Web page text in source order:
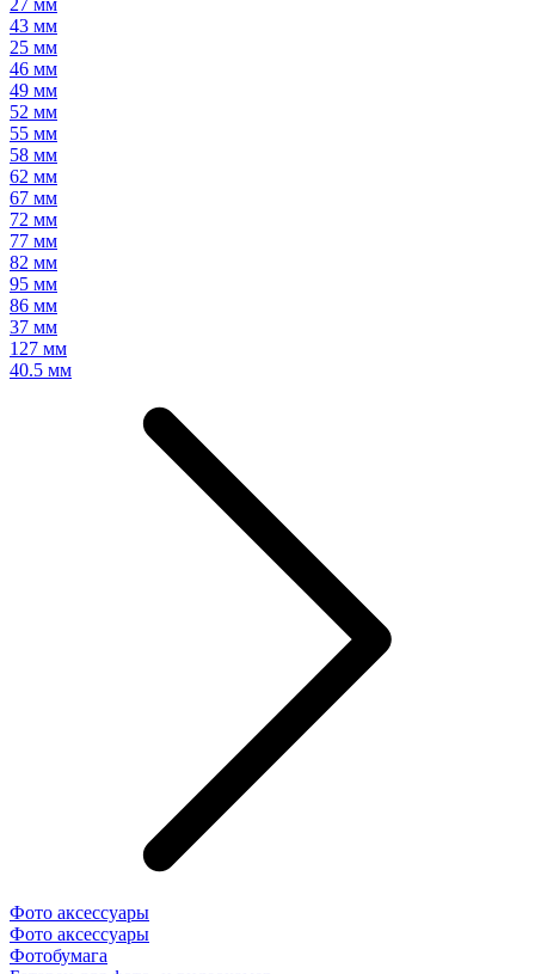
27 мм
43 мм
25 мм
46 мм
49 мм
52 мм
55 мм
58 мм
62 мм
67 мм
72 мм
77 мм
82 мм
95 мм
86 мм
37 мм
127 мм
40.5 мм
Фото аксессуары
Фото аксессуары
Фотобумага